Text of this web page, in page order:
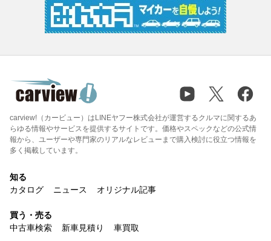
carview!（カービュー）はLINEヤフー株式会社が運営するクルマに関するあ
らゆる情報やサービスを提供するサイトです。価格やスペックなどの公式情
報から、ユーザーや専門家のリアルなレビューまで購入検討に役立つ情報を
多く掲載しています。
知る
カタログ
ニュース オリジナル記事
買う・売る
中古車検索
新車見積り 車買取